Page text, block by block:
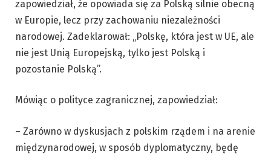
zapowiedział, że opowiada się za Polską silnie obecną
w Europie, lecz przy zachowaniu niezależności
narodowej. Zadeklarował: „Polskę, która jest w UE, ale
nie jest Unią Europejską, tylko jest Polską i
pozostanie Polską”.
Mówiąc o polityce zagranicznej, zapowiedział:
– Zarówno w dyskusjach z polskim rządem i na arenie
międzynarodowej, w sposób dyplomatyczny, będę